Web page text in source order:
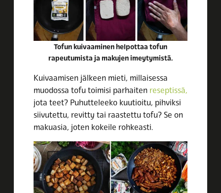
Tofun kuivaaminen helpottaa tofun
rapeutumista ja makujen imeytymistä.
Kuivaamisen jälkeen mieti, millaisessa
muodossa tofu toimisi parhaiten reseptissä,
jota teet? Puhutteleeko kuutioitu, pihviksi
siivutettu, revitty tai raastettu tofu? Se on
makuasia, joten kokeile rohkeasti.